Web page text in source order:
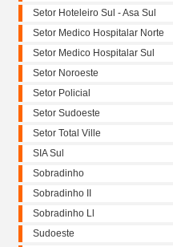
Setor Hoteleiro Sul - Asa Sul
Setor Medico Hospitalar Norte
Setor Medico Hospitalar Sul
Setor Noroeste
Setor Policial
Setor Sudoeste
Setor Total Ville
SIA Sul
Sobradinho
Sobradinho II
Sobradinho Ll
Sudoeste